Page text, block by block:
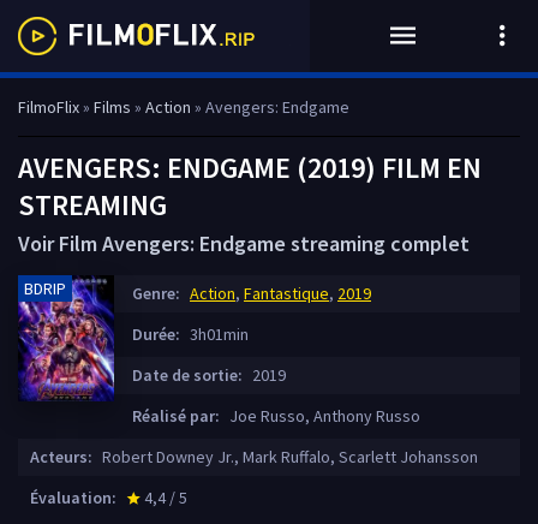
FilmoFlix» Films » Action » Avengers: Endgame
AVENGERS: ENDGAME (2019) FILM EN
STREAMING
Voir Film Avengers: Endgame streaming complet
BDRIP Genre: Action, Fantastique, 2019
Durée: 3h01min
Date de sortie: 2019
Réalisé par: Joe Russo, Anthony Russo
Acteurs: Robert Downey Jr., Mark Ruffalo, Scarlett Johansson
Évaluation:
star_rate
4,4 / 5